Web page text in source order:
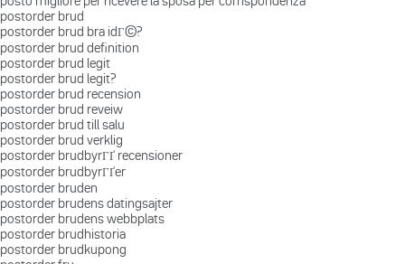
postorder brud
postorder brud bra idГ©?
postorder brud definition
postorder brud legit
postorder brud legit?
postorder brud recension
postorder brud reveiw
postorder brud till salu
postorder brud verklig
postorder brudbyrГҐ recensioner
postorder brudbyrГҐer
postorder bruden
postorder brudens datingsajter
postorder brudens webbplats
postorder brudhistoria
postorder brudkupong